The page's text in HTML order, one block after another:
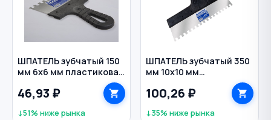
ШПАТЕЛЬ зубчатый 150
мм 6х6 мм пластиковая
рукоятка нерж. сталь
ИНТЕК
46,93 ₽
↓51% ниже рынка
ШПАТЕЛЬ зубчатый 350
мм 10х10 мм
пластиковая рукоятка
нерж. сталь ИНТЕК
100,26 ₽
↓35% ниже рынка